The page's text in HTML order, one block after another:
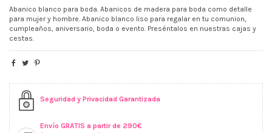
Abanico blanco para boda. Abanicos de madera para boda como detalle
para mujer y hombre. Abanico blanco liso para regalar en tu comunion,
cumpleaños, aniversario, boda o evento. Preséntalos en nuestras cajas y
cestas.
Seguridad y Privacidad Garantizada
Envío GRATIS a partir de 290€